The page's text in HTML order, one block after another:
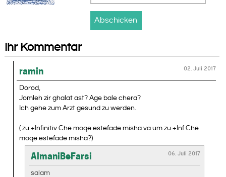
Ihr Kommentar
ramin 02. Juli 2017
Dorod,
Jomleh zir ghalat ast? Age bale chera?
Ich gehe zum Arzt gesund zu werden.
( zu +Infinitiv Che moqe estefade misha va um zu +Inf Che
moqe estefade misha?)
AlmaniBeFarsi 06. Juli 2017
salam